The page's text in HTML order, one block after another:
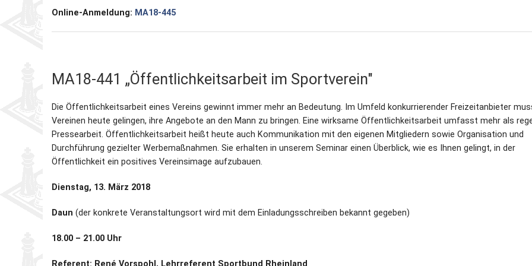
Online-Anmeldung: MA18-445
MA18-441 „Öffentlichkeitsarbeit im Sportverein"
Die Öffentlichkeitsarbeit eines Vereins gewinnt immer mehr an Bedeutung. Im Umfeld konkurrierender Freizeitanbieter
Vereinen heute gelingen, ihre Angebote an den Mann zu bringen. Eine wirksame Öffentlichkeitsarbeit umfasst mehr als
Pressearbeit. Öffentlichkeitsarbeit heißt heute auch Kommunikation mit den eigenen Mitgliedern sowie Organisation und
Durchführung gezielter Werbemaßnahmen. Sie erhalten in unserem Seminar einen Überblick, wie es Ihnen gelingt, in der
Öffentlichkeit ein positives Vereinsimage aufzubauen.
Dienstag, 13. März 2018
Daun (der konkrete Veranstaltungsort wird mit dem Einladungsschreiben bekannt gegeben)
18.00 – 21.00 Uhr
Referent: René Vorspohl, Lehrreferent Sportbund Rheinland